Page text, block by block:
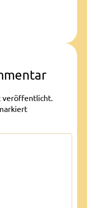
veröffentlicht.